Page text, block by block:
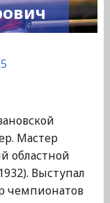
Мастер
областной
Выступал
чемпионатов